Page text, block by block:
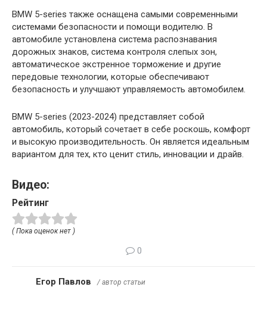
BMW 5-series также оснащена самыми современными
системами безопасности и помощи водителю. В
автомобиле установлена система распознавания
дорожных знаков, система контроля слепых зон,
автоматическое экстренное торможение и другие
передовые технологии, которые обеспечивают
безопасность и улучшают управляемость автомобилем.
BMW 5-series (2023-2024) представляет собой
автомобиль, который сочетает в себе роскошь, комфорт
и высокую производительность. Он является идеальным
вариантом для тех, кто ценит стиль, инновации и драйв.
Видео:
Рейтинг
( Пока оценок нет )
0
Егор Павлов / автор статьи